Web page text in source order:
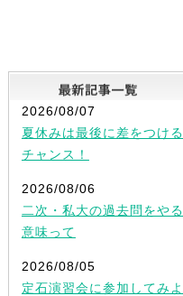
2026/08/07
夏休みは最後に差をつける
チャンス！
2026/08/06
二次・私大の過去問をやる
意味って
2026/08/05
定石演習会に参加してみよ